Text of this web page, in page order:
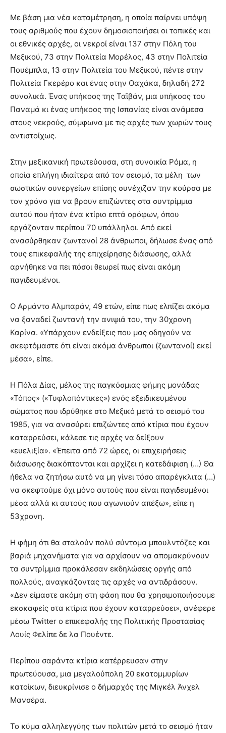
Με βάση μια νέα καταμέτρηση, η οποία παίρνει υπόψη
τους αριθμούς που έχουν δημοσιοποιήσει οι τοπικές και
οι εθνικές αρχές, οι νεκροί είναι 137 στην Πόλη του
Μεξικού, 73 στην Πολιτεία Μορέλος, 43 στην Πολιτεία
Πουέμπλα, 13 στην Πολιτεία του Μεξικού, πέντε στην
Πολιτεία Γκερέρο και ένας στην Οαχάκα, δηλαδή 272
συνολικά. Ένας υπήκοος της Ταϊβάν, μια υπήκοος του
Παναμά κι ένας υπήκοος της Ισπανίας είναι ανάμεσα
στους νεκρούς, σύμφωνα με τις αρχές των χωρών τους
αντιστοίχως.
Στην μεξικανική πρωτεύουσα, στη συνοικία Ρόμα, η
οποία επλήγη ιδιαίτερα από τον σεισμό, τα μέλη των
σωστικών συνεργείων επίσης συνέχιζαν την κούρσα με
τον χρόνο για να βρουν επιζώντες στα συντρίμμια
αυτού που ήταν ένα κτίριο επτά ορόφων, όπου
εργάζονταν περίπου 70 υπάλληλοι. Από εκεί
ανασύρθηκαν ζωντανοί 28 άνθρωποι, δήλωσε ένας από
τους επικεφαλής της επιχείρησης διάσωσης, αλλά
αρνήθηκε να πει πόσοι θεωρεί πως είναι ακόμη
παγιδευμένοι.
Ο Αρμάντο Αλμπαράν, 49 ετών, είπε πως ελπίζει ακόμα
να ξαναδεί ζωντανή την ανιψιά του, την 30χρονη
Καρίνα. «Υπάρχουν ενδείξεις που μας οδηγούν να
σκεφτόμαστε ότι είναι ακόμα άνθρωποι (ζωντανοί) εκεί
μέσα», είπε.
Η Πόλα Δίας, μέλος της παγκόσμιας φήμης μονάδας
«Τόπος» («Τυφλοπόντικες») ενός εξειδικευμένου
σώματος που ιδρύθηκε στο Μεξικό μετά το σεισμό του
1985, για να ανασύρει επιζώντες από κτίρια που έχουν
καταρρεύσει, κάλεσε τις αρχές να δείξουν
«ευελιξία». «Έπειτα από 72 ώρες, οι επιχειρήσεις
διάσωσης διακόπτονται και αρχίζει η κατεδάφιση (…) Θα
ήθελα να ζητήσω αυτό να μη γίνει τόσο απαρέγκλιτα (…)
να σκεφτούμε όχι μόνο αυτούς που είναι παγιδευμένοι
μέσα αλλά κι αυτούς που αγωνιούν απέξω», είπε η
53χρονη.
Η φήμη ότι θα σταλούν πολύ σύντομα μπουλντόζες και
βαριά μηχανήματα για να αρχίσουν να απομακρύνουν
τα συντρίμμια προκάλεσαν εκδηλώσεις οργής από
πολλούς, αναγκάζοντας τις αρχές να αντιδράσουν.
«Δεν είμαστε ακόμη στη φάση που θα χρησιμοποιήσουμε
εκσκαφείς στα κτίρια που έχουν καταρρεύσει», ανέφερε
μέσω Twitter ο επικεφαλής της Πολιτικής Προστασίας
Λουίς Φελίπε δε λα Πουέντε.
Περίπου σαράντα κτίρια κατέρρευσαν στην
πρωτεύουσα, μια μεγαλούπολη 20 εκατομμυρίων
κατοίκων, διευκρίνισε ο δήμαρχός της Μιγκέλ Άνχελ
Μανσέρα.
Το κύμα αλληλεγγύης των πολιτών μετά το σεισμό ήταν